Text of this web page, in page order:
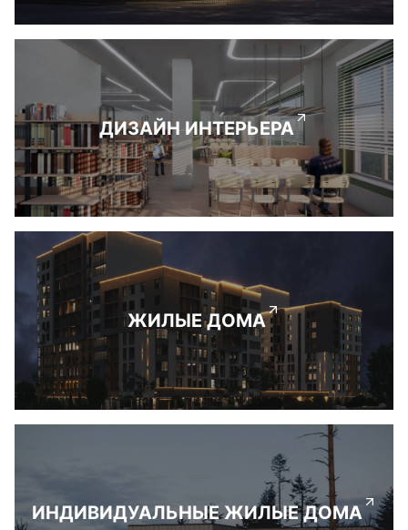
ДИЗАЙН ИНТЕРЬЕРА
ЖИЛЫЕ ДОМА
ИНДИВИДУАЛЬНЫЕ ЖИЛЫЕ ДОМА